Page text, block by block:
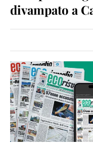
divampato a